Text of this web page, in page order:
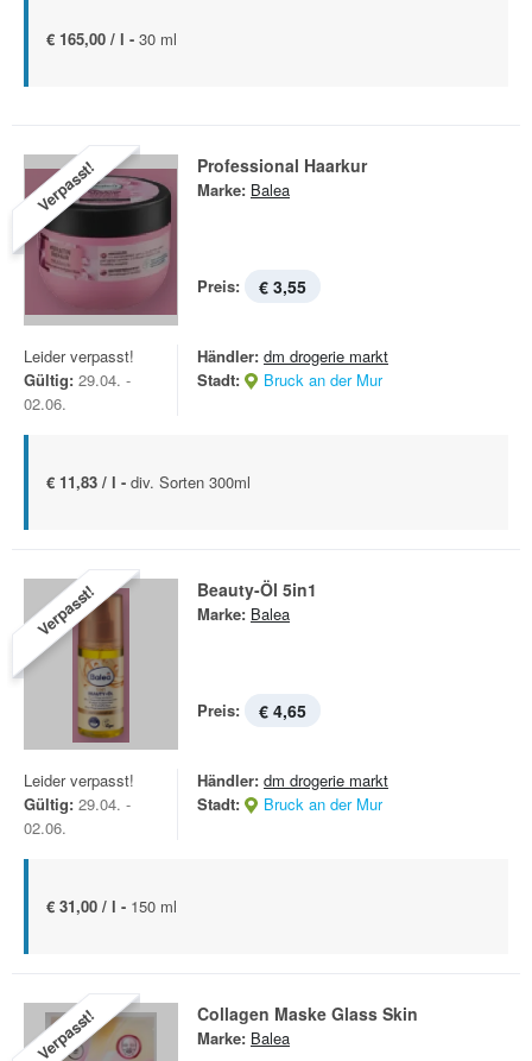
€ 165,00 / l - 30 ml
Verpasst! Professional Haarkur
Marke: Balea
Preis: € 3,55
Leider verpasst!
Gültig: 29.04. -
02.06.
Händler: dm drogerie markt
Stadt:
Bruck an der Mur
€ 11,83 / l - div. Sorten 300ml
Verpasst! Beauty-Öl 5in1
Marke: Balea
Preis: € 4,65
Leider verpasst!
Gültig: 29.04. -
02.06.
Händler: dm drogerie markt
Stadt:
Bruck an der Mur
€ 31,00 / l - 150 ml
Verpasst! Collagen Maske Glass Skin
Marke: Balea